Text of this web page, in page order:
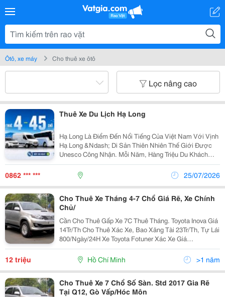
Ôtô, xe máy Cho thuê xe ôtô
Lọc nâng cao
Thuê Xe Du Lịch Hạ Long
Hạ Long Là Điểm Đến Nổi Tiếng Của Việt Nam Với Vịnh
Hạ Long &Ndash; Di Sản Thiên Nhiên Thế Giới Được
Unesco Công Nhận. Mỗi Năm, Hàng Triệu Du Khách
Lựa Chọn Hạ Long Để Nghỉ Dưỡng, Tham Quan Và Trải
Nghiệm Các Hoạt Động Trên Biển. Chính Vì Vậy, Nhu...
0862 *** *** 25/07/2026
Cho Thuê Xe Tháng 4-7 Chổ Giá Rẽ, Xe Chính
Chủ/
Cần Cho Thuê Gấp Xe 7C Thuê Tháng. Toyota Inova Giá
14Tr/Th Cho Thuê Xác Xe, Bao Xăng Tài 23Tr/Th, Tự Lái
800/Ngày/24H Xe Toyota Fotuner Xác Xe Giá
20Tr/Tháng, Bao Xăng Tài 27Tr/Tháng, Tự Lái
1.1Tr/Ngày/24H Ai Có Nhu Cầu Thuê Liên Hệ Mình Nh
12 triệu Hồ Chí Minh >1 năm
Cho Thuê Xe 7 Chổ Số Sàn. Std 2017 Gia Rẽ
Tại Q12, Gò Vấp/Hóc Môn